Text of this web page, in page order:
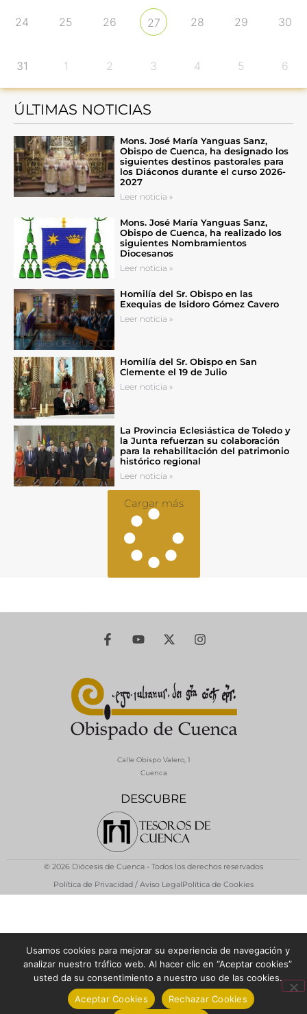
24 25 26 27 28 29 30
31 1 2 3 4 5 6
ÚLTIMAS NOTICIAS
Mons. José María Yanguas Sanz,
Obispo de Cuenca, ha designado los
siguientes destinos pastorales para
los Diáconos durante el curso 2026-
2027
Leer noticia »
Mons. José María Yanguas Sanz,
Obispo de Cuenca, ha realizado los
siguientes Nombramientos
Diocesanos
Leer noticia »
Homilía del Sr. Obispo en las
Exequias de Isidoro Gómez Cavero
Leer noticia »
Homilía del Sr. Obispo en San
Clemente el 19 de Julio
Leer noticia »
La Provincia Eclesiástica de Toledo y
la Junta refuerzan su colaboración
para la rehabilitación del patrimonio
histórico regional
Leer noticia »
Cargar más
DESCUBRE
Calle Obispo Valero, 1
Cuenca
© 2026 Diócesis de Cuenca - Todos los derechos reservados
Política de Privacidad / Aviso LegalPolítica de Cookies
Usamos cookies para mejorar su experiencia de navegación y
analizar nuestro tráfico web. Al hacer clic en “Aceptar cookies”
usted da su consentimiento a nuestro uso de las cookies.
Aceptar Cookies
Rechazar Cookies